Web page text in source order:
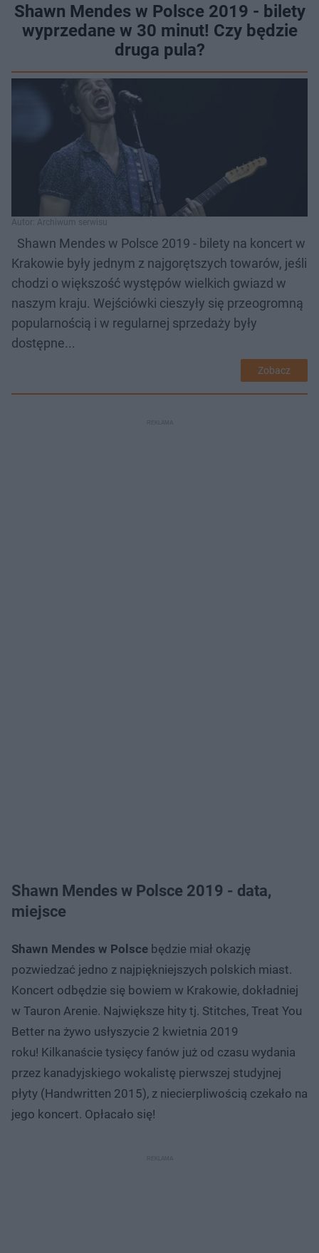
Shawn Mendes w Polsce 2019 - bilety
wyprzedane w 30 minut! Czy będzie
druga pula?
Autor: Archiwum serwisu
Shawn Mendes w Polsce 2019 - bilety na koncert w
Krakowie były jednym z najgorętszych towarów, jeśli
chodzi o większość występów wielkich gwiazd w
naszym kraju. Wejściówki cieszyły się przeogromną
popularnością i w regularnej sprzedaży były
dostępne...
Zobacz
Shawn Mendes w Polsce 2019 - data,
miejsce
Shawn Mendes w Polsce będzie miał okazję
pozwiedzać jedno z najpiękniejszych polskich miast.
Koncert odbędzie się bowiem w Krakowie, dokładniej
w Tauron Arenie. Największe hity tj. Stitches, Treat You
Better na żywo usłyszycie 2 kwietnia 2019
roku! Kilkanaście tysięcy fanów już od czasu wydania
przez kanadyjskiego wokalistę pierwszej studyjnej
płyty (Handwritten 2015), z niecierpliwością czekało na
jego koncert. Opłacało się!